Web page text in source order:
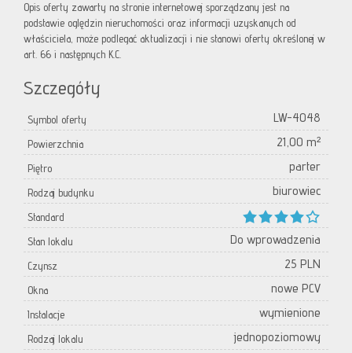
Opis oferty zawarty na stronie internetowej sporządzany jest na
podstawie oględzin nieruchomości oraz informacji uzyskanych od
właściciela, może podlegać aktualizacji i nie stanowi oferty określonej w
art. 66 i następnych K.C.
Szczegóły
Symbol oferty LW-4048
Powierzchnia 21,00 m²
Piętro parter
Rodzaj budynku biurowiec
Standard
Stan lokalu
Do wprowadzenia
Czynsz 25 PLN
Okna nowe PCV
Instalacje wymienione
Rodzaj lokalu jednopoziomowy